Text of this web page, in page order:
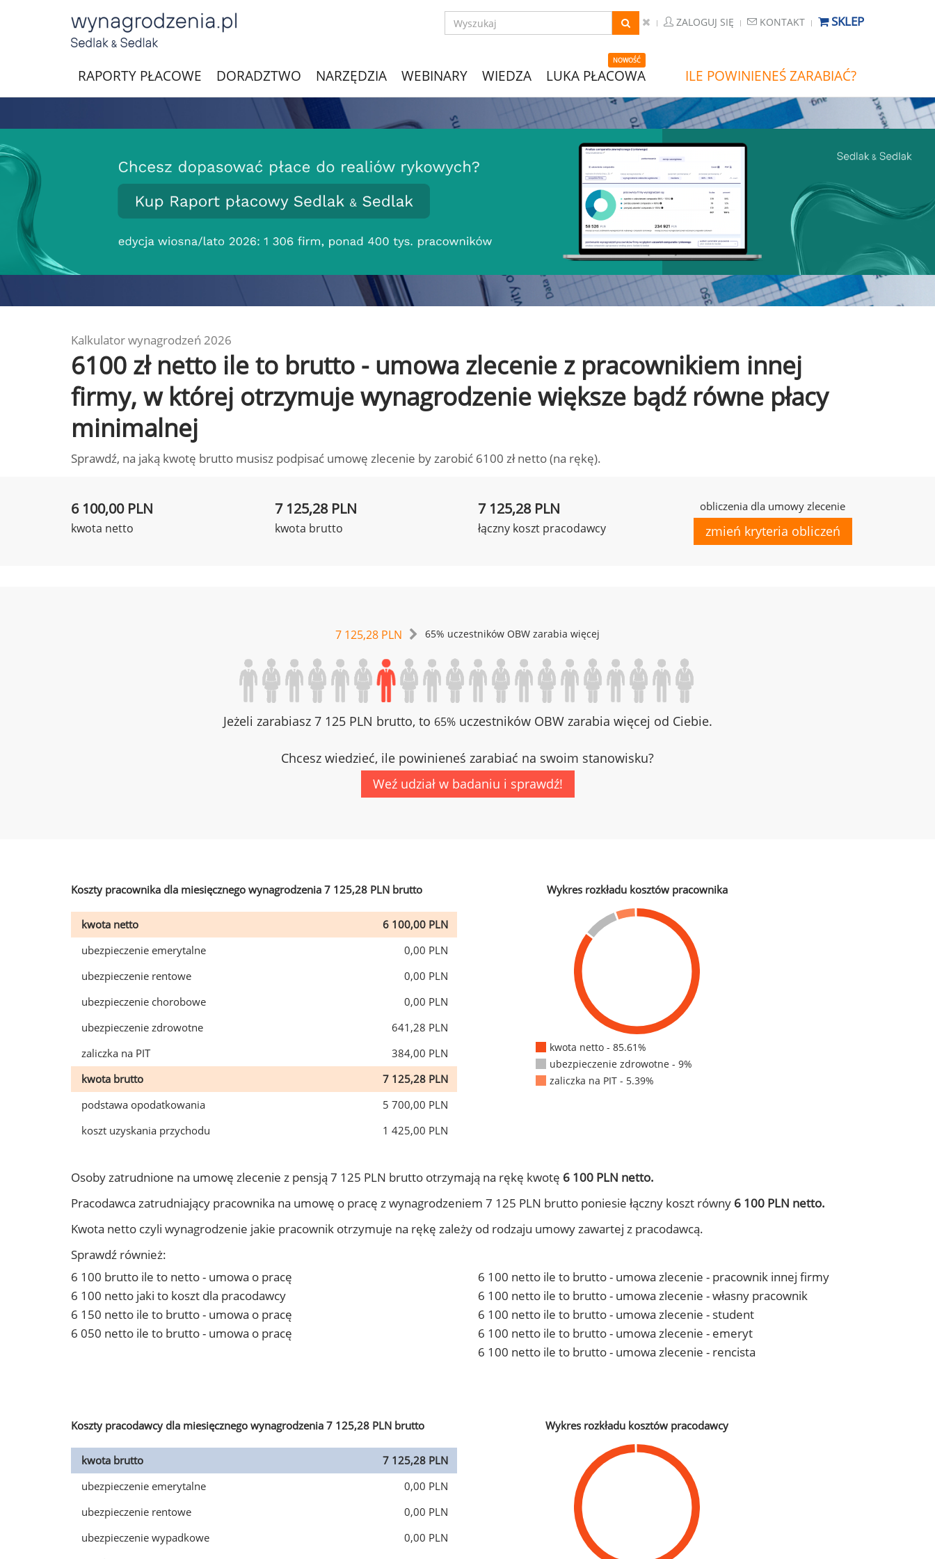
ZALOGUJ SIĘ KONTAKT SKLEP
RAPORTY PŁACOWE DORADZTWO NARZĘDZIA WEBINARY WIEDZA
NOWOŚĆ
LUKA PŁACOWA ILE POWINIENEŚ ZARABIAĆ?
Kalkulator wynagrodzeń 2026
6100 zł netto ile to brutto - umowa zlecenie z pracownikiem innej
firmy, w której otrzymuje wynagrodzenie większe bądź równe płacy
minimalnej
Sprawdź, na jaką kwotę brutto musisz podpisać umowę zlecenie by zarobić 6100 zł netto (na rękę).
6 100,00 PLN
kwota netto
7 125,28 PLN
kwota brutto
7 125,28 PLN
łączny koszt pracodawcy
obliczenia dla umowy zlecenie
zmień kryteria obliczeń
7 125,28 PLN 65% uczestników OBW zarabia więcej
Jeżeli zarabiasz 7 125 PLN brutto, to 65%uczestników OBW zarabia więcej od Ciebie.
Chcesz wiedzieć, ile powinieneś zarabiać na swoim stanowisku?
Weź udział w badaniu i sprawdź!
Koszty pracownika dla miesięcznego wynagrodzenia 7 125,28 PLN brutto
kwota netto
6 100,00 PLN
ubezpieczenie emerytalne
0,00 PLN
ubezpieczenie rentowe
0,00 PLN
ubezpieczenie chorobowe
0,00 PLN
ubezpieczenie zdrowotne
641,28 PLN
zaliczka na PIT
384,00 PLN
kwota brutto
7 125,28 PLN
podstawa opodatkowania
5 700,00 PLN
koszt uzyskania przychodu
1 425,00 PLN
Wykres rozkładu kosztów pracownika
kwota netto - 85.61%
ubezpieczenie zdrowotne - 9%
zaliczka na PIT - 5.39%
Osoby zatrudnione na umowę zlecenie z pensją 7 125 PLN brutto otrzymają na rękę kwotę 6 100 PLN netto.
Pracodawca zatrudniający pracownika na umowę o pracę z wynagrodzeniem 7 125 PLN brutto poniesie łączny koszt równy 6 100 PLN netto.
Kwota netto czyli wynagrodzenie jakie pracownik otrzymuje na rękę zależy od rodzaju umowy zawartej z pracodawcą.
Sprawdź również:
6 100 brutto ile to netto - umowa o pracę
6 100 netto jaki to koszt dla pracodawcy
6 150 netto ile to brutto - umowa o pracę
6 050 netto ile to brutto - umowa o pracę
6 100 netto ile to brutto - umowa zlecenie - pracownik innej firmy
6 100 netto ile to brutto - umowa zlecenie - własny pracownik
6 100 netto ile to brutto - umowa zlecenie - student
6 100 netto ile to brutto - umowa zlecenie - emeryt
6 100 netto ile to brutto - umowa zlecenie - rencista
Koszty pracodawcy dla miesięcznego wynagrodzenia 7 125,28 PLN brutto
kwota brutto
7 125,28 PLN
ubezpieczenie emerytalne
0,00 PLN
ubezpieczenie rentowe
0,00 PLN
ubezpieczenie wypadkowe
0,00 PLN
Wykres rozkładu kosztów pracodawcy